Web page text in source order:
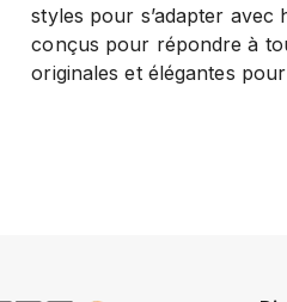
styles pour s’adapter
conçus pour répondre à
originales et élégantes